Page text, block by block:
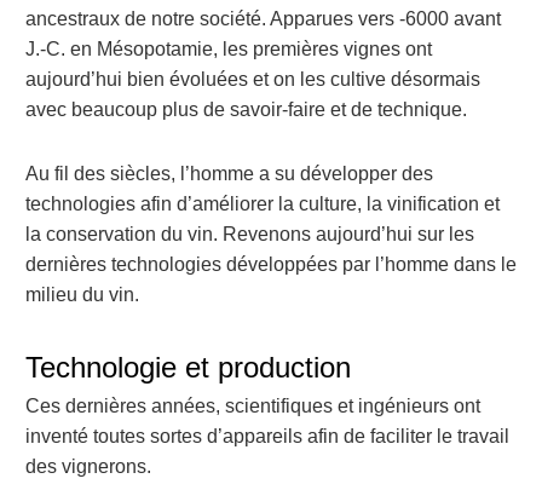
ancestraux de notre société. Apparues vers -6000 avant
J.-C. en Mésopotamie, les premières vignes ont
aujourd’hui bien évoluées et on les cultive désormais
avec beaucoup plus de savoir-faire et de technique.
Au fil des siècles, l’homme a su développer des
technologies afin d’améliorer la culture, la vinification et
la conservation du vin. Revenons aujourd’hui sur les
dernières technologies développées par l’homme dans le
milieu du vin.
Technologie et production
Ces dernières années, scientifiques et ingénieurs ont
inventé toutes sortes d’appareils afin de faciliter le travail
des vignerons.